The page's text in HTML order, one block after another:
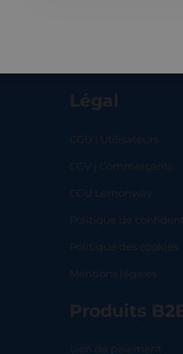
Légal
CGU | Utilisateurs
CGV | Commerçants
CGU Lemonway
Politique de
Politique des cookies
Mentions légales
Produits
Lien de paiement
SHOP